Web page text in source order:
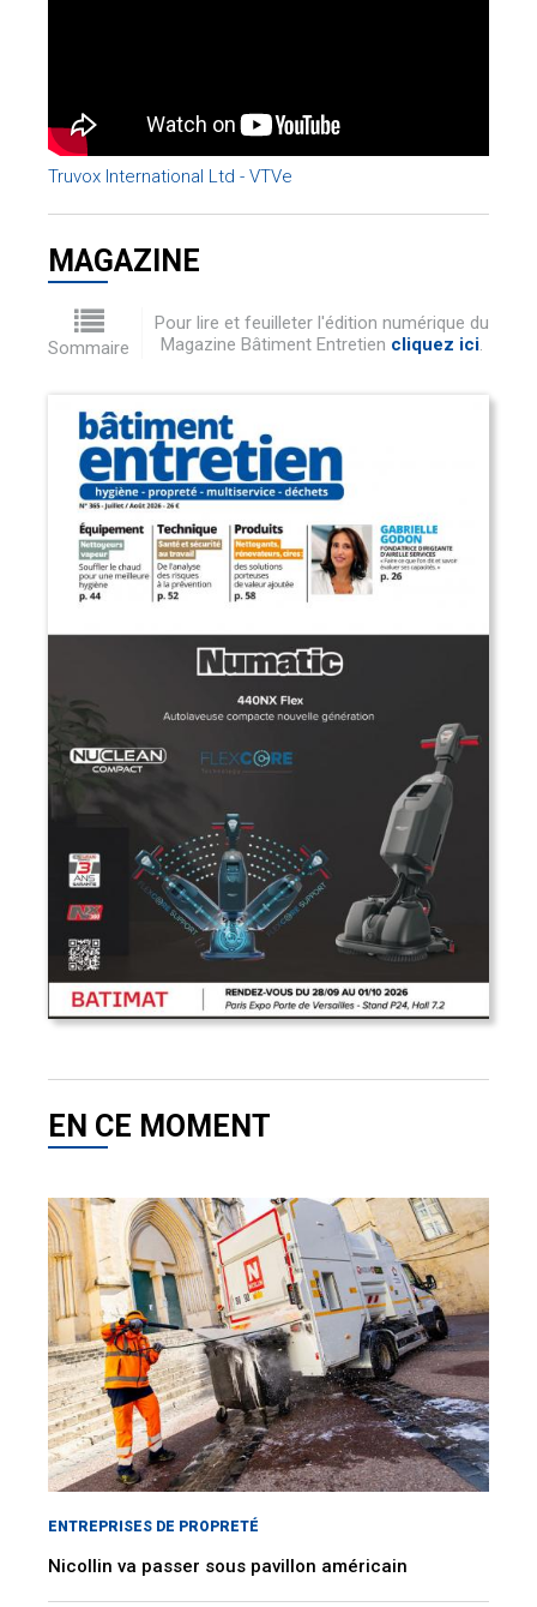
Truvox International Ltd - VTVe
MAGAZINE
Sommaire
Pour lire et feuilleter l'édition numérique du
Magazine Bâtiment Entretien cliquez ici.
EN CE MOMENT
ENTREPRISES DE PROPRETÉ
Nicollin va passer sous pavillon américain